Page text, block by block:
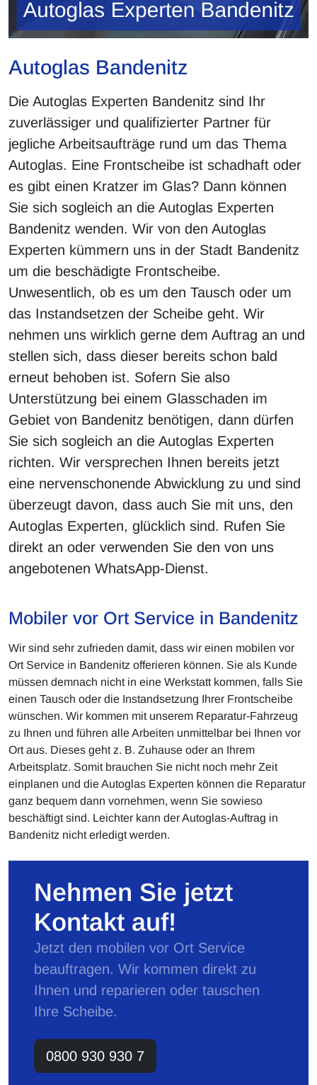
Autoglas Bandenitz
Die Autoglas Experten Bandenitz sind Ihr
zuverlässiger und qualifizierter Partner für
jegliche Arbeitsaufträge rund um das Thema
Autoglas. Eine Frontscheibe ist schadhaft oder
es gibt einen Kratzer im Glas? Dann können
Sie sich sogleich an die Autoglas Experten
Bandenitz wenden. Wir von den Autoglas
Experten kümmern uns in der Stadt Bandenitz
um die beschädigte Frontscheibe.
Unwesentlich, ob es um den Tausch oder um
das Instandsetzen der Scheibe geht. Wir
nehmen uns wirklich gerne dem Auftrag an und
stellen sich, dass dieser bereits schon bald
erneut behoben ist. Sofern Sie also
Unterstützung bei einem Glasschaden im
Gebiet von Bandenitz benötigen, dann dürfen
Sie sich sogleich an die Autoglas Experten
richten. Wir versprechen Ihnen bereits jetzt
eine nervenschonende Abwicklung zu und sind
überzeugt davon, dass auch Sie mit uns, den
Autoglas Experten, glücklich sind. Rufen Sie
direkt an oder verwenden Sie den von uns
angebotenen WhatsApp-Dienst.
Mobiler vor Ort Service in Bandenitz
Wir sind sehr zufrieden damit, dass wir einen mobilen vor
Ort Service in Bandenitz offerieren können. Sie als Kunde
müssen demnach nicht in eine Werkstatt kommen, falls Sie
einen Tausch oder die Instandsetzung Ihrer Frontscheibe
wünschen. Wir kommen mit unserem Reparatur-Fahrzeug
zu Ihnen und führen alle Arbeiten unmittelbar bei Ihnen vor
Ort aus. Dieses geht z. B. Zuhause oder an Ihrem
Arbeitsplatz. Somit brauchen Sie nicht noch mehr Zeit
einplanen und die Autoglas Experten können die Reparatur
ganz bequem dann vornehmen, wenn Sie sowieso
beschäftigt sind. Leichter kann der Autoglas-Auftrag in
Bandenitz nicht erledigt werden.
Nehmen Sie jetzt
Kontakt auf!
Jetzt den mobilen vor Ort Service
beauftragen. Wir kommen direkt zu
Ihnen und reparieren oder tauschen
Ihre Scheibe.
0800 930 930 7